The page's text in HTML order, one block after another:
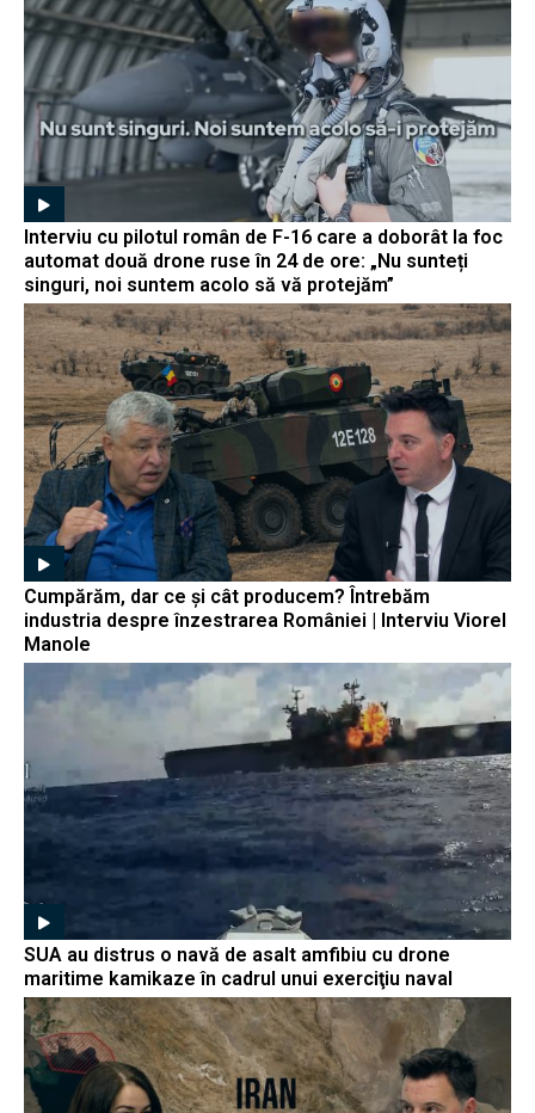
Interviu cu pilotul român de F-16 care a doborât la foc
automat două drone ruse în 24 de ore: „Nu sunteți
singuri, noi suntem acolo să vă protejăm”
Cumpărăm, dar ce și cât producem? Întrebăm
industria despre înzestrarea României | Interviu Viorel
Manole
SUA au distrus o navă de asalt amfibiu cu drone
maritime kamikaze în cadrul unui exerciţiu naval